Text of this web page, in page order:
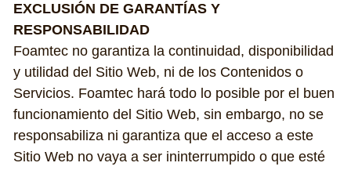
EXCLUSIÓN DE GARANTÍAS Y
RESPONSABILIDAD
Foamtec no garantiza la continuidad, disponibilidad
y utilidad del Sitio Web, ni de los Contenidos o
Servicios. Foamtec hará todo lo posible por el buen
funcionamiento del Sitio Web, sin embargo, no se
responsabiliza ni garantiza que el acceso a este
Sitio Web no vaya a ser ininterrumpido o que esté